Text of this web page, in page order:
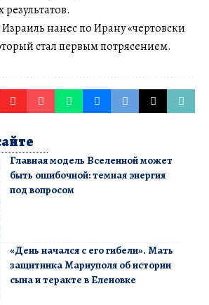
нанес по Ирану «чертовски
стал первым потрясением.
Главная модель Вселенной может
быть ошибочной: темная энергия
под вопросом
«День начался с его гибели». Мать
защитника Мариуполя об истории
сына и теракте в Еленовке